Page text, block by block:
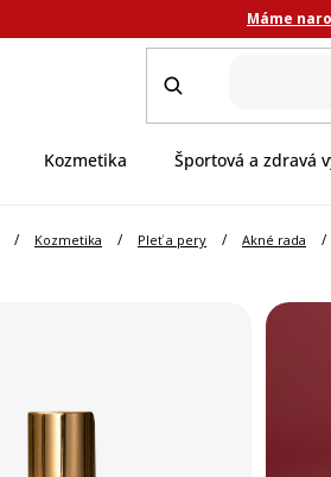
Máme
Kozmetika Športová a zdravá
/ Kozmetika / Pleť a pery / Akné rada /